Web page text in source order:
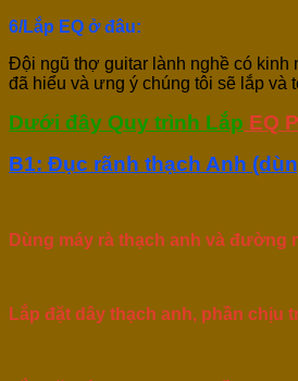
6/Lắp EQ ở đâu:
Đội ngũ thợ guitar lành nghề có kinh
đã hiểu và ưng ý chúng tôi sẽ lắp và
Dưới đây Quy trình Lắp EQ
B1: Đục rãnh thạch Anh
Dùng máy rà thạch anh và
Lắp đặt dây thạch anh, phần